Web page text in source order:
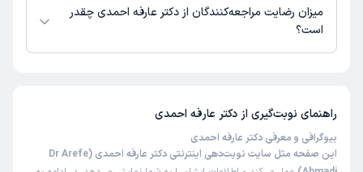
میزان رضایت مراجعه‌کنندگان از دکتر عارفه احمدی چقدر
است؟
راهنمای نوبت‌گیری از دکتر عارفه احمدی
بیوگرافی و معرفی دکتر عارفه احمدی
این صفحه مثل سایت نوبت‌دهی اینترنتی دکتر عارفه احمدی (Dr Arefe